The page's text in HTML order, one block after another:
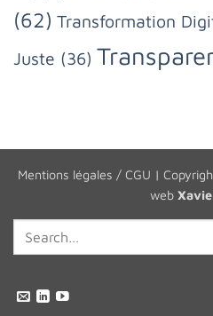
(62) Transformation
Juste (36)
Mentions légales / CGU |
web